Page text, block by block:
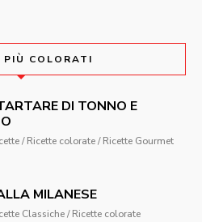
COLORATI
DI TONNO E
/ Ricette colorate / Ricette Gourmet
MILANESE
Classiche / Ricette colorate